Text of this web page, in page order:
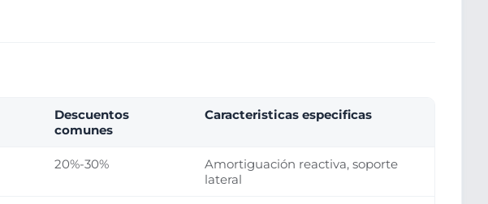
Descuentos
comunes
Caracteristicas especificas
20%-30%
Amortiguación reactiva, soporte
lateral